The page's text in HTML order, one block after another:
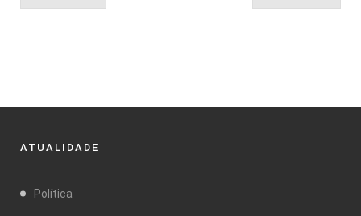
ATUALIDADE
Política